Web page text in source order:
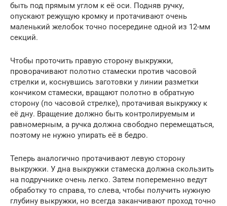
быть под прямым углом к её оси. Подняв ручку,
опускают режущую кромку и протачивают очень
маленький желобок точно посередине одной из 12-мм
секций.
Чтобы проточить правую сторону выкружки,
проворачивают полотно стамески против часовой
стрелки и, коснувшись заготовки у линии разметки
кончиком стамески, вращают полотно в обратную
сторону (по часовой стрелке), протачивая выкружку к
её дну. Вращение должно быть контролируемым и
равномерным, а ручка должна свободно перемещаться,
поэтому не нужно упирать её в бедро.
Теперь аналогично протачивают левую сторону
выкружки. У дна выкружки стамеска должна скользить
на подручнике очень легко. Затем попеременно ведут
обработку то справа, то слева, чтобы получить нужную
глубину выкружки, но всегда заканчивают проход точно